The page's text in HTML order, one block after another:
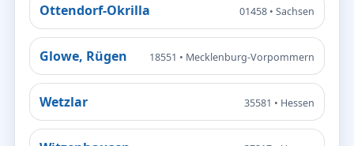
Ottendorf-Okrilla 01458 • Sachsen
Glowe, Rügen 18551 • Mecklenburg-Vorpommern
Wetzlar 35581 • Hessen